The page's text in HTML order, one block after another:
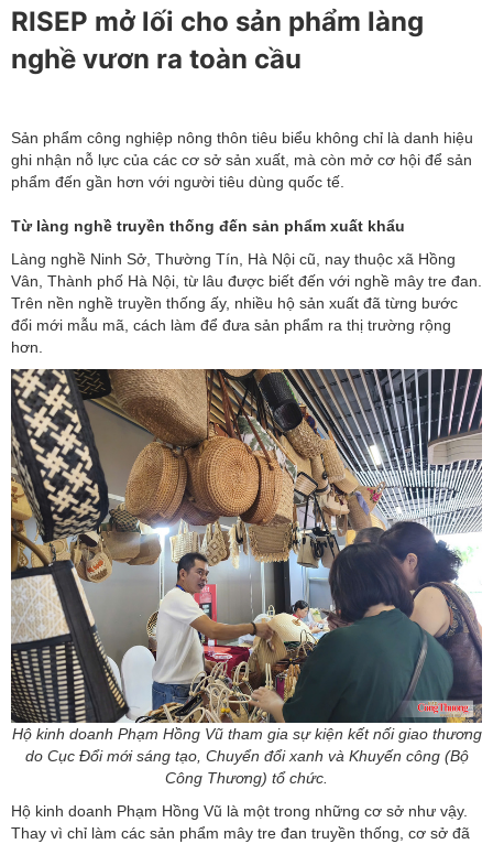
RISEP mở lối cho sản phẩm làng
nghề vươn ra toàn cầu
Sản phẩm công nghiệp nông thôn tiêu biểu không chỉ là danh hiệu
ghi nhận nỗ lực của các cơ sở sản xuất, mà còn mở cơ hội để sản
phẩm đến gần hơn với người tiêu dùng quốc tế.
Từ làng nghề truyền thống đến sản phẩm xuất khẩu
Làng nghề Ninh Sở, Thường Tín, Hà Nội cũ, nay thuộc xã Hồng
Vân, Thành phố Hà Nội, từ lâu được biết đến với nghề mây tre đan.
Trên nền nghề truyền thống ấy, nhiều hộ sản xuất đã từng bước
đổi mới mẫu mã, cách làm để đưa sản phẩm ra thị trường rộng
hơn.
Hộ kinh doanh Phạm Hồng Vũ tham gia sự kiện kết nối giao thương
do Cục Đổi mới sáng tạo, Chuyển đổi xanh và Khuyến công (Bộ
Công Thương) tổ chức.
Hộ kinh doanh Phạm Hồng Vũ là một trong những cơ sở như vậy.
Thay vì chỉ làm các sản phẩm mây tre đan truyền thống, cơ sở đã